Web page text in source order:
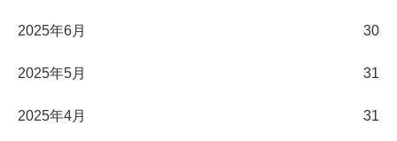
2025年6月 30
2025年5月 31
2025年4月 31